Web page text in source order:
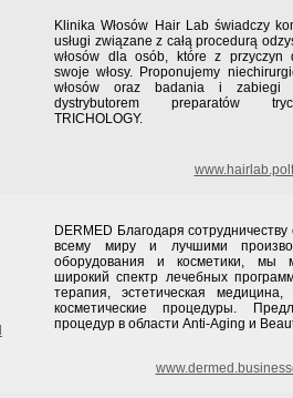
Klinika Włosów Hair Lab świadczy
usługi związane z całą procedurą
włosów dla osób, które z przyczyn
swoje włosy. Proponujemy
włosów oraz badania i zabiegi
dystrybutorem preparatów
TRICHOLOGY.
DERMED Благодаря
всему миру и лучшими
оборудования и косметики, мы
широкий спектр лечебных
терапия, эстетическая
косметические процедуры.
процедур в области Anti-Aging и